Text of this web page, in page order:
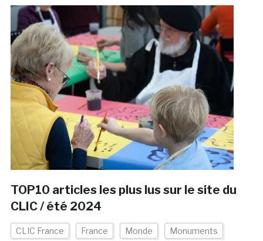
TOP10 articles les plus lus sur le site du
CLIC / été 2024
CLIC France France Monde Monuments